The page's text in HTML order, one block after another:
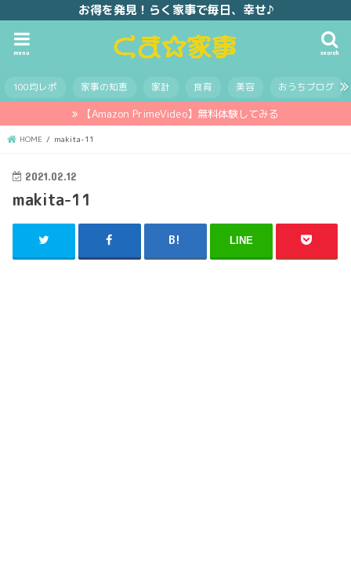
お得を発見！らく家事で毎日、幸せ♪
search
menu
100均レポ 家事の知恵 家計 食育 美容 おうちブログ
【Amazon PrimeVideo】無料体験してみる
HOME makita-11
2021.02.12
makita-11
LINE